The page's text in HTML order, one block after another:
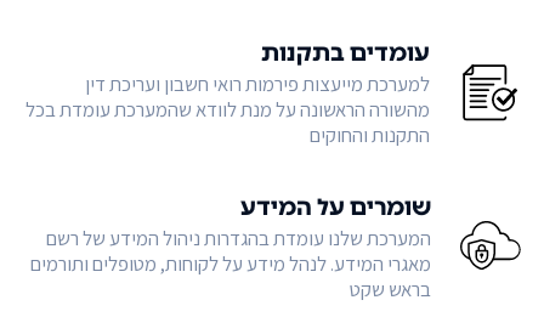
עומדים בתקנות
למערכת מייעצות פירמות רואי חשבון ועריכת דין
מהשורה הראשונה על מנת לוודא שהמערכת עומדת בכל
התקנות והחוקים
שומרים על המידע
המערכת שלנו עומדת בהגדרות ניהול המידע של רשם
מאגרי המידע. לנהל מידע על לקוחות, מטופלים ותורמים
בראש שקט